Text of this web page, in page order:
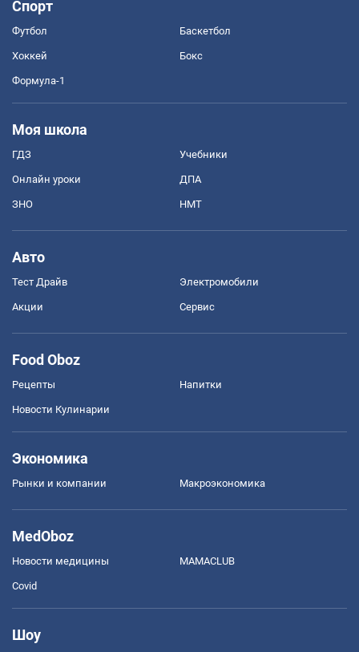
Спорт
Футбол Баскетбол
Хоккей Бокс
Формула-1
Моя школа
ГДЗ Учебники
Онлайн уроки ДПА
ЗНО НМТ
Авто
Тест Драйв Электромобили
Акции Сервис
Food Oboz
Рецепты Напитки
Новости Кулинарии
Экономика
Рынки и компании Mакроэкономика
MedOboz
Новости медицины MAMACLUB
Covid
Шоу